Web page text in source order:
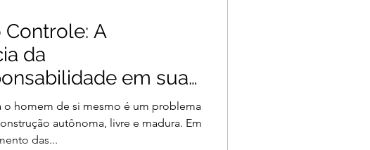
A
da
em sua
o homem de si mesmo é um problema
autônoma, livre e madura. Em
das...